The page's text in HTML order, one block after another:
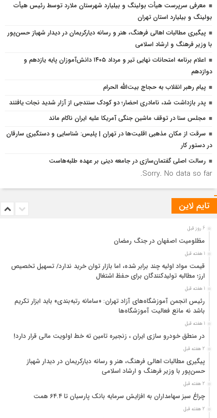
معرفی سرپرست هیأت بولینگ و بیلیارد شهرستان ملارد توسط رئیس هیأت
بولینگ و بیلیارد استان تهران
پیگیری مطالبات اهالی فرهنگ، هنر و رسانه دیارکریمان در دیدار شهباز حسن‌پور
با وزیر فرهنگ و ارشاد اسلامی
اعلام برنامه امتحانات نهایی تیر و مرداد ۱۴۰۵ دانش‌آموزان پایه یازدهم و
دوازدهم
پیام رهبر انقلاب به حجاج بیت‌الله الحرام
پدر بازداشت شد، نامادری احضار؛ دو کودک سنندجی از آزار شدید نجات یافتند
مجلس سنا در توقف ماشین جنگی آمریکا علیه ایران ناکام ماند
سرقت از مکان مذهبی اقلیت‌ها در تهران | پلیس: شناسایی و دستگیری سارقان
در دستور کار
رسالت اصلی گفتمان‌سازی در جامعه دینی بر عهده طلبه‌هاست
Sorry. No data so far.
تایم لاین
6 روز قبل
مظلومیت اصفهان در جنگ رمضان
1 هفته قبل
قیمت مواد اولیه چند برابر شده، اما بازار توان خرید ندارد/ تسهیل تخصیص
ارز؛ مطالبه تولیدکنندگان برای حفظ اشتغال
1 هفته قبل
رئیس انجمن آموزشگاه‌های آزاد تهران: «سامانه رتبه‌بندی» باید ابزار تکریم
باشد نه مانع فعالیت آموزشگاه‌ها
1 هفته قبل
در منطق خودرو سازی ایران ، زنجیره تامین ته خط اولویت مالی قرار دارد!
2 هفته قبل
پیگیری مطالبات اهالی فرهنگ، هنر و رسانه دیارکریمان در دیدار شهباز
حسن‌پور با وزیر فرهنگ و ارشاد اسلامی
2 هفته قبل
چراغ سبز سهامداران به افزایش سرمایه بانک پارسیان تا ۶۴.۴ همت
2 هفته قبل